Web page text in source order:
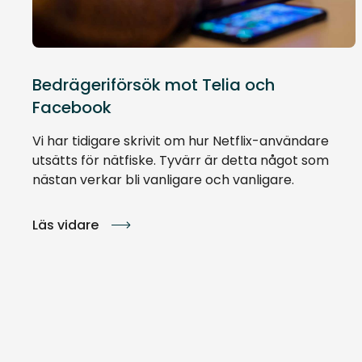
Bedrägeriförsök mot Telia och
Facebook
Vi har tidigare skrivit om hur Netflix-användare
utsätts för nätfiske. Tyvärr är detta något som
nästan verkar bli vanligare och vanligare.
Läs vidare